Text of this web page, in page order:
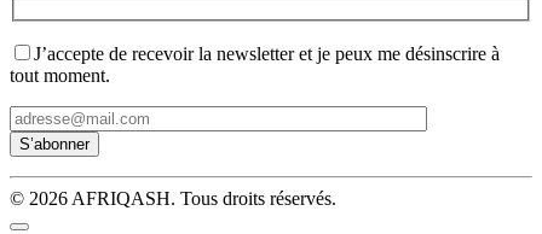
J’accepte de recevoir la newsletter et je peux me désinscrire à
tout moment.
© 2026 AFRIQASH. Tous droits réservés.